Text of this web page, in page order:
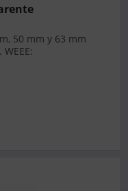
50 mm y 63 mm